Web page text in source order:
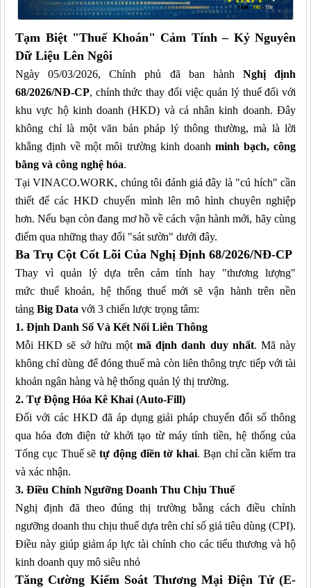
Tạm Biệt "Thuế Khoán" Cảm Tính – Kỷ Nguyên
Dữ Liệu Lên Ngôi
Ngày 05/03/2026, Chính phủ đã ban hành Nghị định
68/2026/NĐ-CP, chính thứcthay đổi việcquản lý thuế đối với
khu vực hộ kinh doanh (HKD) và cá nhân kinh doanh. Đây
không chỉ là một văn bản pháp lý thông thường, mà là lời
khẳng định về một môi trường kinh doanh minh bạch, công
bằng và công nghệ hóa.
Tại VINACO.WORK, chúng tôi đánh giá đây là "cú hích" cần
thiết để các HKD chuyển mình lên mô hình chuyên nghiệp
hơn. Nếu bạn còn đang mơ hồ về cách vận hành mới, hãy cùng
điểm qua những thay đổi "sát sườn" dưới đây.
Ba Trụ Cột Cốt Lõi Của Nghị Định 68/2026/NĐ-CP
Thay vì quản lý dựa trên cảm tính hay "thương lượng"
mứcthuếkhoán, hệ thống thuế mới sẽ vận hành trên nền
tảng Big Data với 3 chiến lược trọng tâm:
1. Định Danh Số Và Kết Nối Liên Thông
Mỗi HKD sẽ sở hữu một mã định danh duy nhất. Mã này
không chỉ dùng để đóng thuế mà còn liên thông trực tiếp với tài
khoản ngân hàng và hệ thống quản lý thị trường.
2. Tự Động Hóa Kê Khai (Auto-Fill)
Đối với các HKD đã áp dụng giải pháp chuyển đổi số thông
qua hóa đơn điện tử khởi tạo từ máy tính tiền, hệ thống của
Tổng cục Thuế sẽtự động điền tờ khai. Bạn chỉ cần kiểm tra
và xác nhận.
3. Điều Chỉnh Ngưỡng Doanh Thu Chịu Thuế
Nghị định đã theo đúng thị trường bằng cách điều chỉnh
ngưỡng doanh thu chịu thuế dựa trên chỉ số giá tiêu dùng (CPI).
Điều này giúp giảm áp lực tài chính cho các tiểu thương và hộ
kinh doanh quy mô siêu nhỏ
Tăng Cường Kiểm Soát Thương Mại Điện Tử (E-